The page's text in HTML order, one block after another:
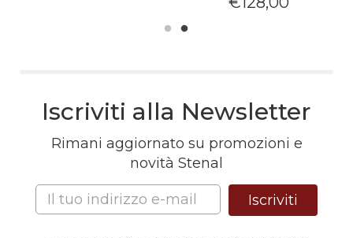
Iscriviti alla Newsletter
Rimani aggiornato su promozioni e
novità Stenal
Iscriviti